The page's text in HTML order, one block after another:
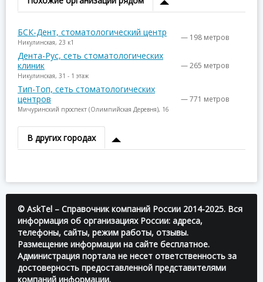
БСК-Дент, стоматологический центр
Никулинская, 23 к1 — 198 метров
Дента-Рус, сеть стоматологических
клиник
Никулинская, 31 - 1 этаж
— 265 метров
Тип-Топ, сеть стоматологических
центров
Мичуринский проспект (Олимпийская Деревня), 16
— 771 метров
В других городах
© AskTel – Справочник компаний России 2014-2025. Вся
информация об организациях России: адреса,
телефоны, сайты, режим работы, отзывы.
Размещение информации на сайте бесплатное.
Администрация портала не несет ответственность за
достоверность предоставленной представителями
компаний информации.